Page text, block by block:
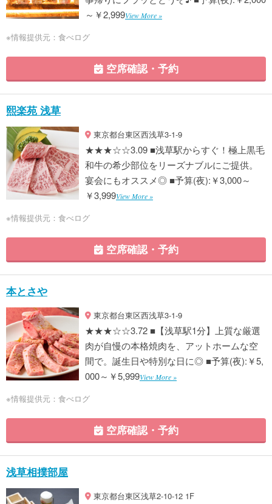
～￥2,999View More »
※情報提供元：食べログ
空席確認・予約
熙楽苑 浅草
東京都台東区西浅草3-1-9
★★★☆☆3.09 ■浅草駅からすぐ！極上黒毛
和牛の希少部位をリーズナブルにご提供。
宴会にもオススメ◎ ■予算(夜):￥3,000～
￥3,999View More »
※情報提供元：食べログ
空席確認・予約
本とさや
東京都台東区西浅草3-1-9
★★★☆☆3.72 ■【浅草駅1分】上質な厳選
肉が自慢の本格焼肉を、アットホームな空
間で。誕生日や特別な日に◎ ■予算(夜):￥5,
000～￥5,999View More »
※情報提供元：食べログ
空席確認・予約
浅草相撲部屋
東京都台東区浅草2-10-12 1F